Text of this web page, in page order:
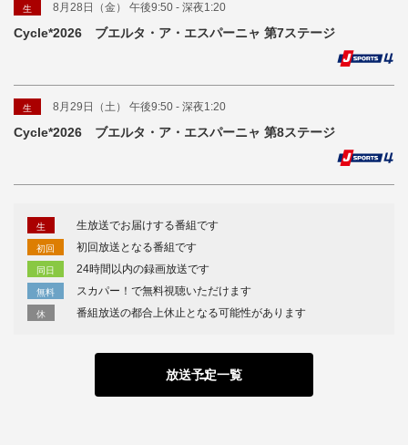
生 8月28日（金） 午後9:50 - 深夜1:20
Cycle*2026 ブエルタ・ア・エスパーニャ 第7ステージ
生 8月29日（土） 午後9:50 - 深夜1:20
Cycle*2026 ブエルタ・ア・エスパーニャ 第8ステージ
生 生放送でお届けする番組です
初回 初回放送となる番組です
同日 24時間以内の録画放送です
無料 スカパー！で無料視聴いただけます
休 番組放送の都合上休止となる可能性があります
放送予定一覧